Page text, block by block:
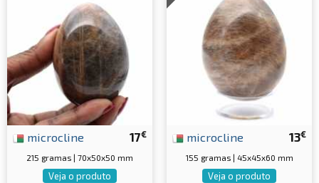
17€
microcline
215 gramas | 70x50x50 mm
Veja o produto
13€
microcline
155 gramas | 45x45x60 mm
Veja o produto